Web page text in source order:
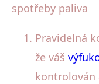
spotřeby paliva
Pravidelná
že váš
kontrolován